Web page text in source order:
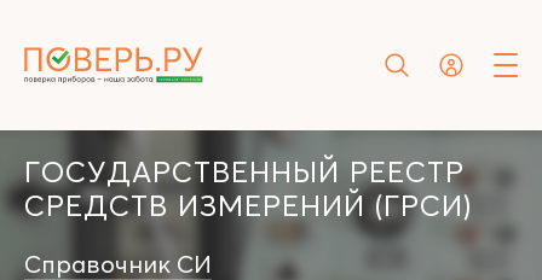
ГОСУДАРСТВЕННЫЙ РЕЕСТР
СРЕДСТВ ИЗМЕРЕНИЙ (ГРСИ)
Справочник СИ